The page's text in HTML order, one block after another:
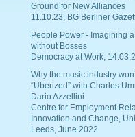
Ground for New Alliances
11.10.23, BG Berliner
People Power - Imagining a
without Bosses
Democracy at Work,
Why the music industry
“Uberized” with Charles
Dario Azzellini
Centre for Employment
Innovation and Change,
Leeds, June 2022